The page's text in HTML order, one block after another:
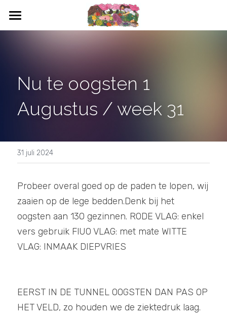
HOME
WAT KAN IK OOGSTEN
BLOEMEN
CONTACT
Grondsmaak SHOP
Nu te oogsten 1
Augustus / week 31
31 juli 2024
Probeer overal goed op de paden te lopen, wij
zaaien op de lege bedden.Denk bij het
oogsten aan 130 gezinnen. RODE VLAG: enkel
vers gebruik FlUO VLAG: met mate WITTE
VLAG: INMAAK DIEPVRIES
EERST IN DE TUNNEL OOGSTEN DAN PAS OP
HET VELD, zo houden we de ziektedruk laag.